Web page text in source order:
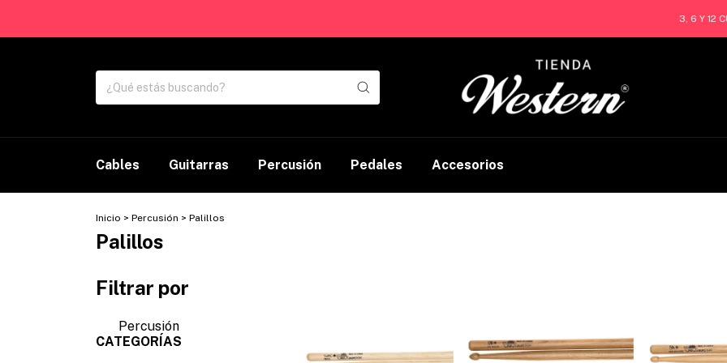
3, 6 Y 12
Cables Guitarras Percusión Pedales Accesorios
Inicio > Percusión > Palillos
Palillos
Filtrar por
Percusión
CATEGORÍAS